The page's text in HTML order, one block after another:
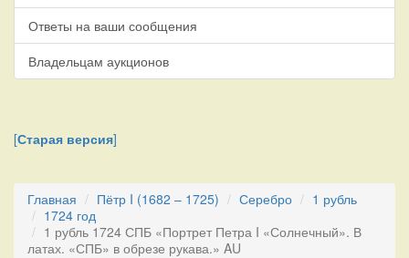
Ответы на ваши сообщения
Владельцам аукционов
[Старая версия]
Главная Пётр I (1682 – 1725) Серебро
1 рубль
1724 год
1 рубль 1724 СПБ «Портрет Петра I «Солнечный». В
латах. «СПБ» в обрезе рукава.» AU